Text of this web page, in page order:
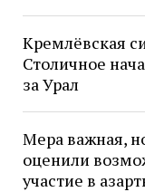
Кремлёвская
Столичное
за Урал
Мера важная,
оценили
участие в